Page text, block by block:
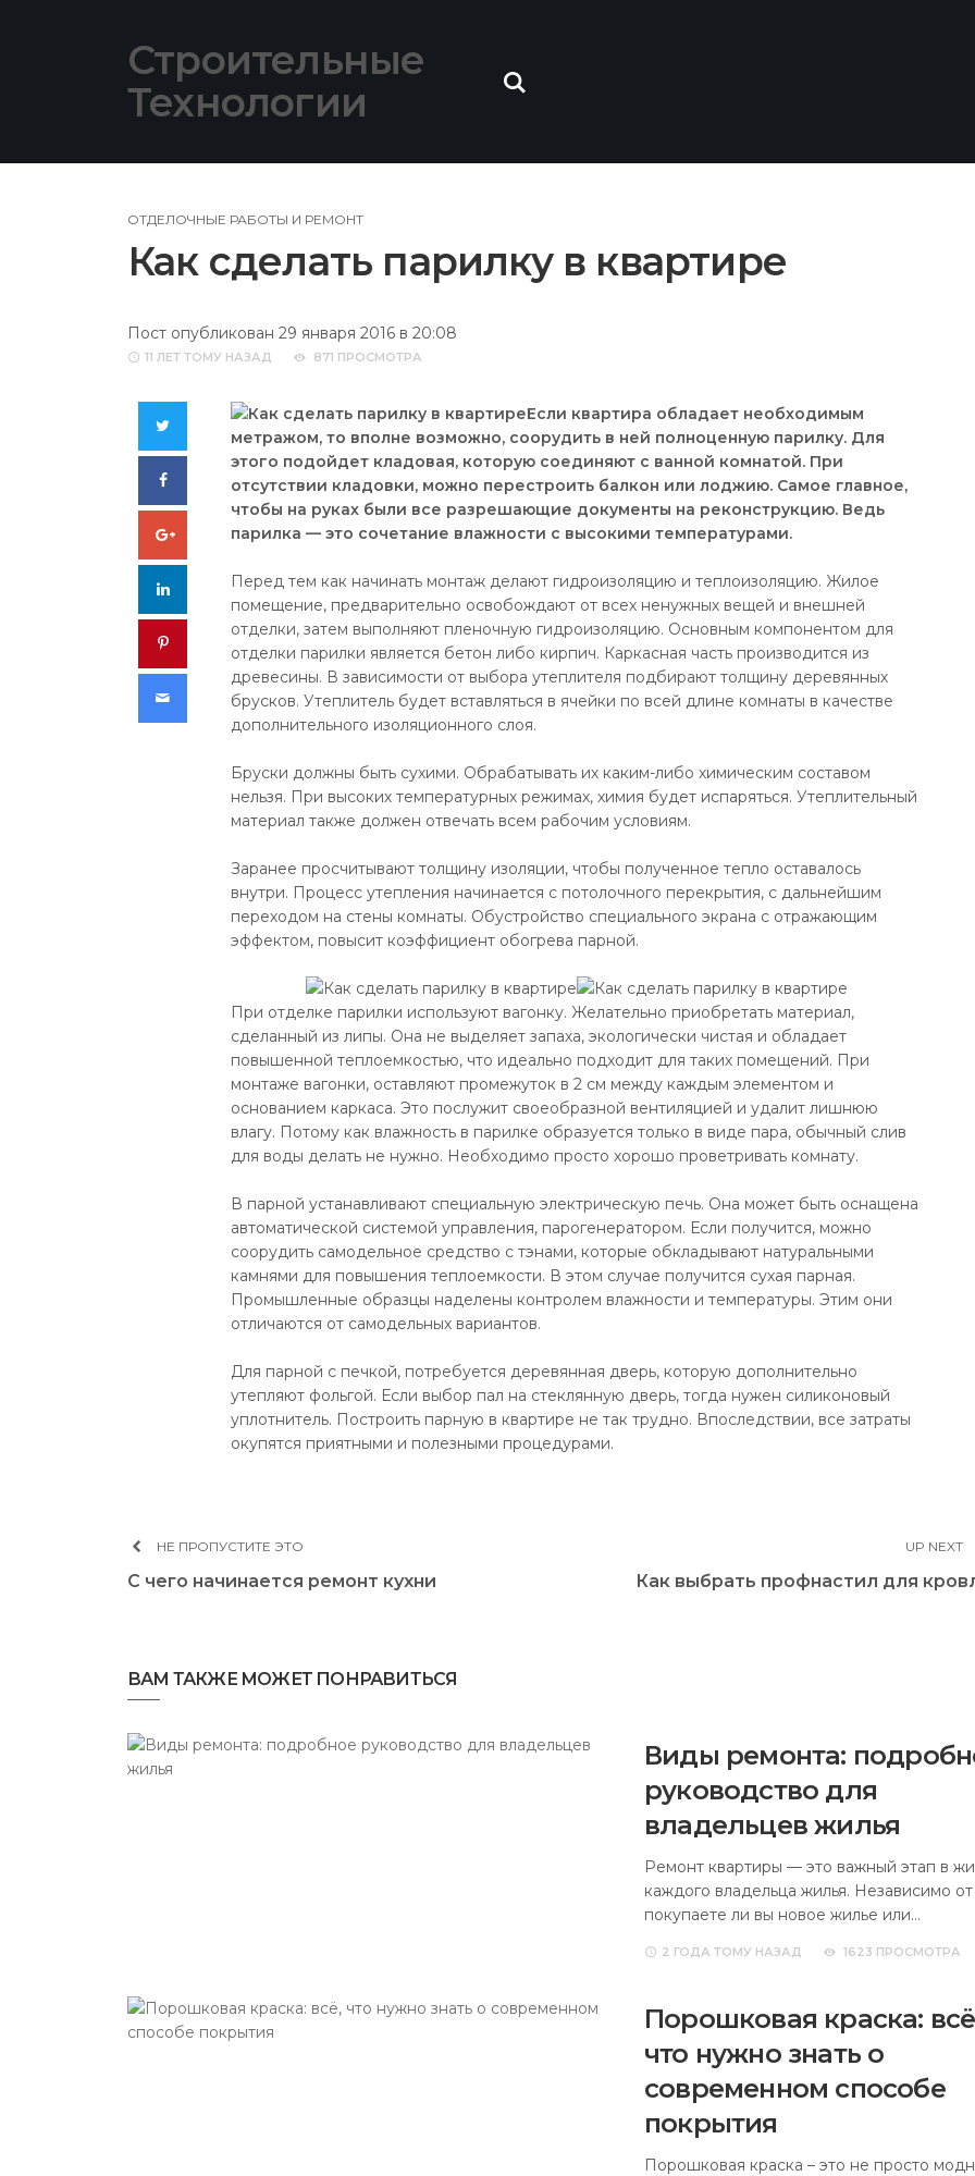
Строительные
Технологии
ОТДЕЛОЧНЫЕ РАБОТЫ И РЕМОНТ
Как сделать парилку в квартире
Пост опубликован 29 января 2016 в 20:08
11 ЛЕТ ТОМУ НАЗАД 871 ПРОСМОТРА
Facebook
Google+
LinkedIn
Если квартира обладает необходимым
метражом, то вполне возможно, соорудить в ней полноценную парилку. Для
этого подойдет кладовая, которую соединяют с ванной комнатой. При
отсутствии кладовки, можно перестроить балкон или лоджию. Самое главное,
чтобы на руках были все разрешающие документы на реконструкцию. Ведь
парилка — это сочетание влажности с высокими температурами.
Перед тем как начинать монтаж делают гидроизоляцию и теплоизоляцию. Жилое
помещение, предварительно освобождают от всех ненужных вещей и внешней
отделки, затем выполняют пленочную гидроизоляцию. Основным компонентом для
отделки парилки является бетон либо кирпич. Каркасная часть производится из
древесины. В зависимости от выбора утеплителя подбирают толщину деревянных
брусков. Утеплитель будет вставляться в ячейки по всей длине комнаты в качестве
дополнительного изоляционного слоя.
Бруски должны быть сухими. Обрабатывать их каким-либо химическим составом
нельзя. При высоких температурных режимах, химия будет испаряться. Утеплительный
материал также должен отвечать всем рабочим условиям.
Заранее просчитывают толщину изоляции, чтобы полученное тепло оставалось
внутри. Процесс утепления начинается с потолочного перекрытия, с дальнейшим
переходом на стены комнаты. Обустройство специального экрана с отражающим
эффектом, повысит коэффициент обогрева парной.
При отделке парилки используют вагонку. Желательно приобретать материал,
сделанный из липы. Она не выделяет запаха, экологически чистая и обладает
повышенной теплоемкостью, что идеально подходит для таких помещений. При
монтаже вагонки, оставляют промежуток в 2 см между каждым элементом и
основанием каркаса. Это послужит своеобразной вентиляцией и удалит лишнюю
влагу. Потому как влажность в парилке образуется только в виде пара, обычный слив
для воды делать не нужно. Необходимо просто хорошо проветривать комнату.
В парной устанавливают специальную электрическую печь. Она может быть оснащена
автоматической системой управления, парогенератором. Если получится, можно
соорудить самодельное средство с тэнами, которые обкладывают натуральными
камнями для повышения теплоемкости. В этом случае получится сухая парная.
Промышленные образцы наделены контролем влажности и температуры. Этим они
отличаются от самодельных вариантов.
Для парной с печкой, потребуется деревянная дверь, которую дополнительно
утепляют фольгой. Если выбор пал на стеклянную дверь, тогда нужен силиконовый
уплотнитель. Построить парную в квартире не так трудно. Впоследствии, все затраты
окупятся приятными и полезными процедурами.
НЕ ПРОПУСТИТЕ ЭТО
С чего начинается ремонт кухни
UP NEXT
Как выбрать профнастил для
ВАМ ТАКЖЕ МОЖЕТ ПОНРАВИТЬСЯ
Виды ремонта:
руководство для
владельцев жилья
Ремонт квартиры — это важный этап в
каждого владельца жилья. Независимо от
покупаете ли вы новое жилье или…
2 ГОДА ТОМУ НАЗАД 1623 ПРОСМОТРА
Порошковая краска:
что нужно знать о
современном способе
покрытия
Порошковая краска – это не просто